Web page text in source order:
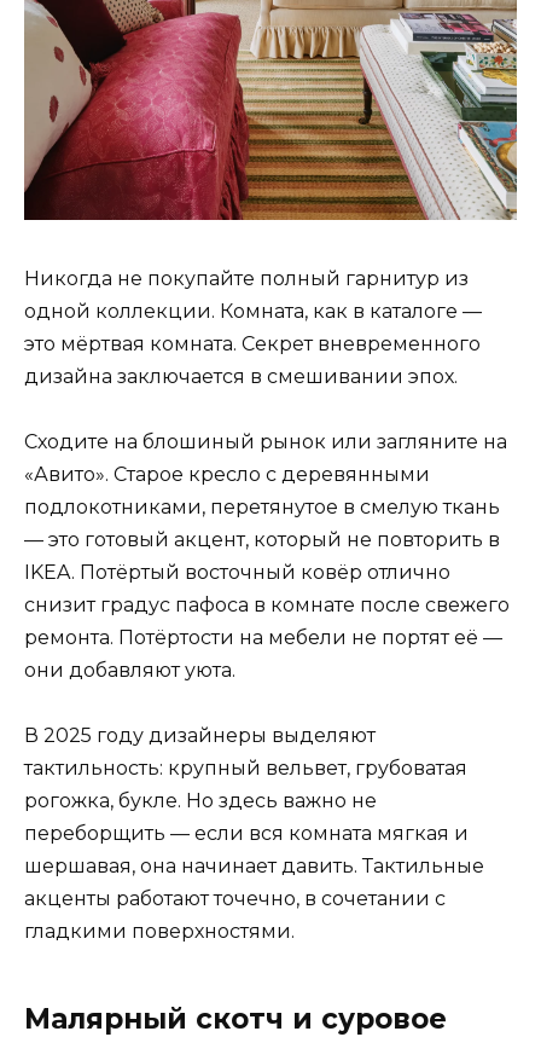
Никогда не покупайте полный гарнитур из
одной коллекции. Комната, как в каталоге —
это мёртвая комната. Секрет вневременного
дизайна заключается в смешивании эпох.
Сходите на блошиный рынок или загляните на
«Авито». Старое кресло с деревянными
подлокотниками, перетянутое в смелую ткань
— это готовый акцент, который не повторить в
IKEA. Потёртый восточный ковёр отлично
снизит градус пафоса в комнате после свежего
ремонта. Потёртости на мебели не портят её —
они добавляют уюта.
В 2025 году дизайнеры выделяют
тактильность: крупный вельвет, грубоватая
рогожка, букле. Но здесь важно не
переборщить — если вся комната мягкая и
шершавая, она начинает давить. Тактильные
акценты работают точечно, в сочетании с
гладкими поверхностями.
Малярный скотч и суровое